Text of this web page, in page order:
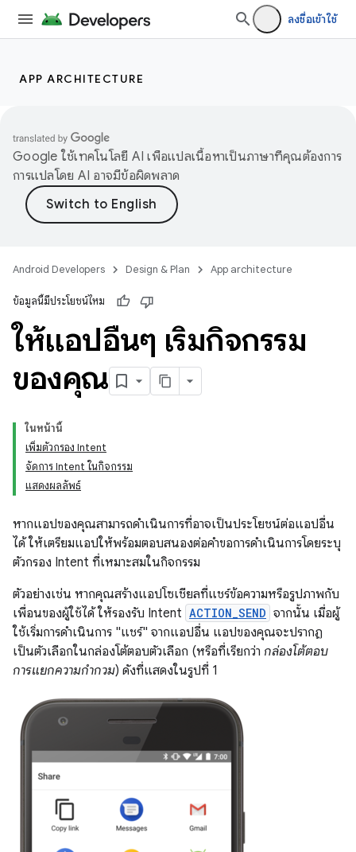
ลงชื่อเข้าใช้
APP ARCHITECTURE
Google ใช้เทคโนโลยี AI เพื่อแปลเนื้อหาเป็นภาษาที่คุณต้องการ
การแปลโดย AI อาจมีข้อผิดพลาด
Android Developers Design & Plan App architecture
ข้อมูลนี้มีประโยชน์ไหม
ให้แอปอื่นๆ เริ่มกิจกรรม
ของคุณ
ในหน้านี้
เพิ่มตัวกรอง Intent
จัดการ Intent ในกิจกรรม
แสดงผลลัพธ์
หากแอปของคุณสามารถดำเนินการที่อาจเป็นประโยชน์ต่อแอปอื่น
ได้ ให้เตรียมแอปให้พร้อมตอบสนองต่อคำขอการดำเนินการโดยระบุ
ตัวกรอง Intent ที่เหมาะสมในกิจกรรม
ตัวอย่างเช่น หากคุณสร้างแอปโซเชียลที่แชร์ข้อความหรือรูปภาพกับ
เพื่อนของผู้ใช้ได้ ให้รองรับ Intent ACTION_SEND จากนั้น เมื่อผู้
ใช้เริ่มการดำเนินการ "แชร์" จากแอปอื่น แอปของคุณจะปรากฏ
เป็นตัวเลือกในกล่องโต้ตอบตัวเลือก (หรือที่เรียกว่า กล่องโต้ตอบ
การแยกความกำกวม) ดังที่แสดงในรูปที่ 1